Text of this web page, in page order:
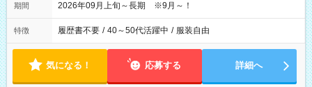
期間 2026年09月上旬～長期 ※9月～！
特徴 履歴書不要 / 40～50代活躍中 / 服装自由
気になる！ 応募する 詳細へ